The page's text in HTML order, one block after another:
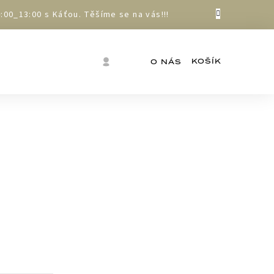
s Káťou. Těšíme se na vás!!!
Nákupní
O NÁS